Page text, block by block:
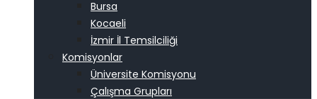
Bursa
Kocaeli
İzmir İl Temsilciliği
Komisyonlar
Üniversite Komisyonu
Çalışma Grupları